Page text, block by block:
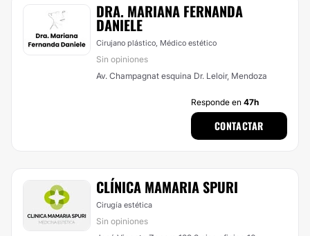
DRA. MARIANA FERNANDA
DANIELE
Cirujano plástico, Médico estético
Sin opiniones
Av. Champagnat esquina Dr. Leloir, Mendoza
Responde en 47h
CONTACTAR
CLÍNICA MAMARIA SPURI
Cirugía estética
Sin opiniones